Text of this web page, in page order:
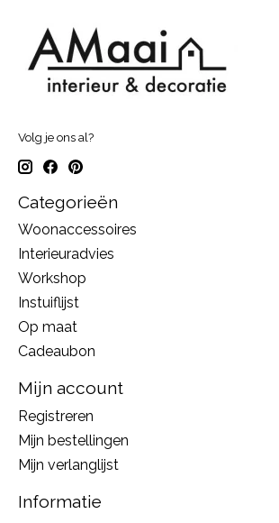
Volg je ons al?
Categorieën
Woonaccessoires
Interieuradvies
Workshop
Instuiflijst
Op maat
Cadeaubon
Mijn account
Registreren
Mijn bestellingen
Mijn verlanglijst
Informatie